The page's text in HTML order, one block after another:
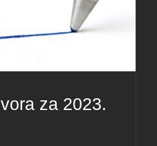
za 2023.